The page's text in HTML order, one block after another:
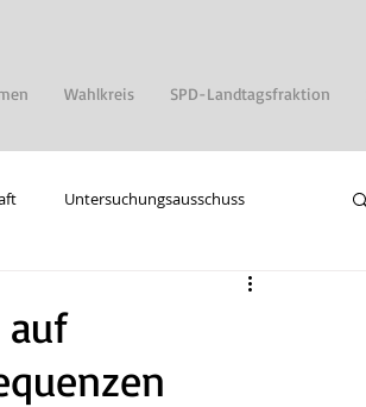
Wahlkreis SPD-Landtagsfraktion
Untersuchungsausschuss
auf